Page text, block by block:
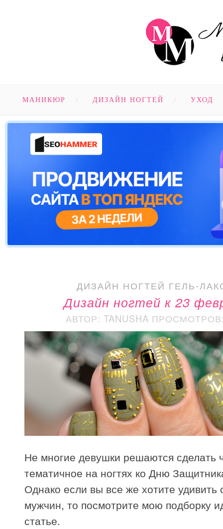
МАНИКЮР ДИЗАЙН НОГТЕЙ УХОД
ДИЗАЙН НОГТЕЙ ГЕЛЬ-
Дизайн ногтей к 23
АВТОР: TANUSHA
Не многие девушки решаются сделать
тематичное на ногтях ко Дню
Однако если вы все же хотите удивить
мужчин, то посмотрите мою подборку
статье.